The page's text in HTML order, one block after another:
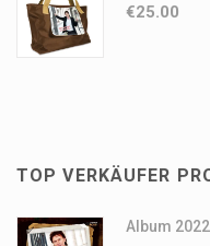
€25.00
TOP VERKÄUFER
Album